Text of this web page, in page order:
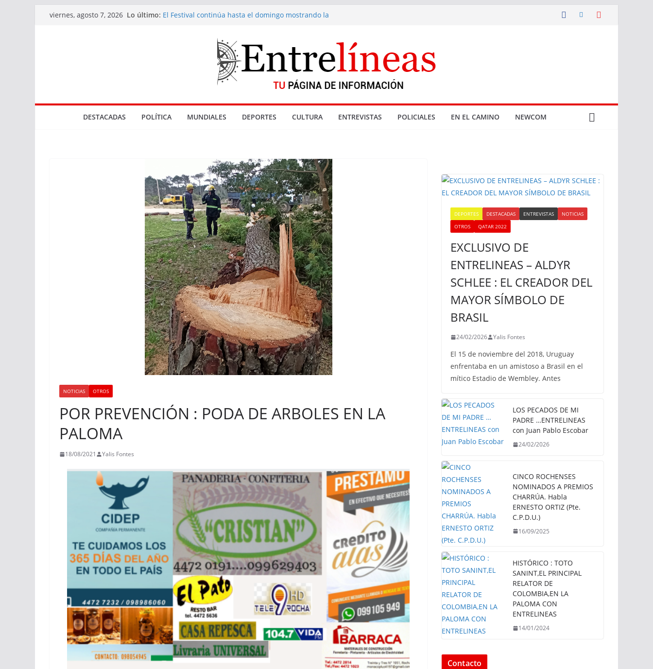
Saltarviernes, agosto 7, 2026 Lo último: El Festival continúa hasta el domingo mostrando la
Tres bocas de venta de drogas cerradas en La Paloma
El Marco de los Reyes
Parque NBA en Gramado
DESTACADAS POLÍTICA MUNDIALES DEPORTES CULTURA ENTREVISTAS POLICIALES EN EL CAMINO NEWCOM
NOTICIAS OTROS
POR PREVENCIÓN : PODA DE ARBOLES EN LA
PALOMA
18/08/2021 Yalis Fontes
DEPORTES DESTACADAS ENTREVISTAS
NOTICIAS
OTROS
QATAR 2022
EXCLUSIVO DE
ENTRELINEAS – ALDYR
SCHLEE : EL CREADOR DEL
MAYOR SÍMBOLO DE
BRASIL
24/02/2026 Yalis Fontes
El 15 de noviembre del 2018, Uruguay
enfrentaba en un amistoso a Brasil en el
mítico Estadio de Wembley. Antes
LOS PECADOS DE MI
PADRE …ENTRELINEAS
con Juan Pablo Escobar
24/02/2026
CINCO ROCHENSES
NOMINADOS A PREMIOS
CHARRÚA. Habla
ERNESTO ORTIZ (Pte.
C.P.D.U.)
16/09/2025
HISTÓRICO : TOTO
SANINT,EL PRINCIPAL
RELATOR DE
COLOMBIA,EN LA
PALOMA CON
ENTRELINEAS
14/01/2024
Contacto